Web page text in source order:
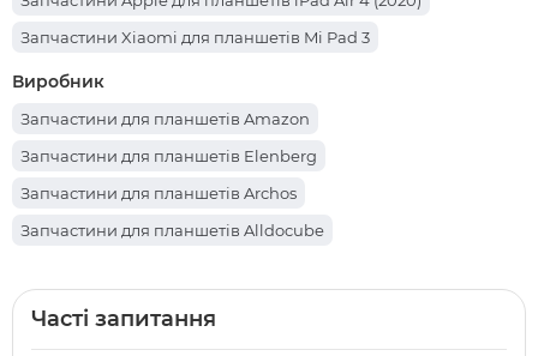
Запчастини Xiaomi для планшетів Mi Pad 3
Запчастини Sigma для планшетів Mobile Tab A1025 X-treme
Запчастини Sigma для планшетів Mobile Tab A1010 Neo 64
Запчастини Lenovo для планшетів Legion Y700
Запчастини Prestigio для планшетів Muze PMT3231
Запчастини Lenovo для планшетів Yoga Smart Tab YT-X705
Запчастини Teclast для планшетів P85T
Виробник
Запчастини для планшетів Amazon
Запчастини для планшетів Elenberg
Запчастини для планшетів Archos
Запчастини для планшетів Alldocube
Запчастини для планшетів Партномера
Часті запитання